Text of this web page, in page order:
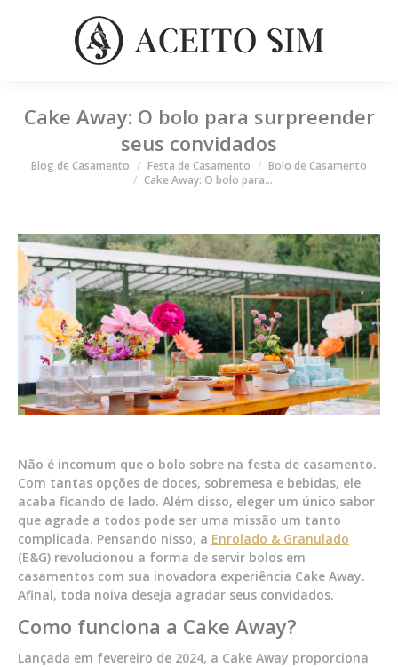
Cake Away: O bolo para surpreender
seus convidados
Você está aqui
Blog de Casamento Festa de Casamento
Bolo de Casamento
Cake Away: O bolo para…
Não é incomum que o bolo sobre na festa de casamento.
Com tantas opções de doces, sobremesa e bebidas, ele
acaba ficando de lado. Além disso, eleger um único sabor
que agrade a todos pode ser uma missão um tanto
complicada. Pensando nisso, a Enrolado & Granulado
(E&G) revolucionou a forma de servir bolos em
casamentos com sua inovadora experiência Cake Away.
Afinal, toda noiva deseja agradar seus convidados.
Como funciona a Cake Away?
Lançada em fevereiro de 2024, a Cake Away proporciona